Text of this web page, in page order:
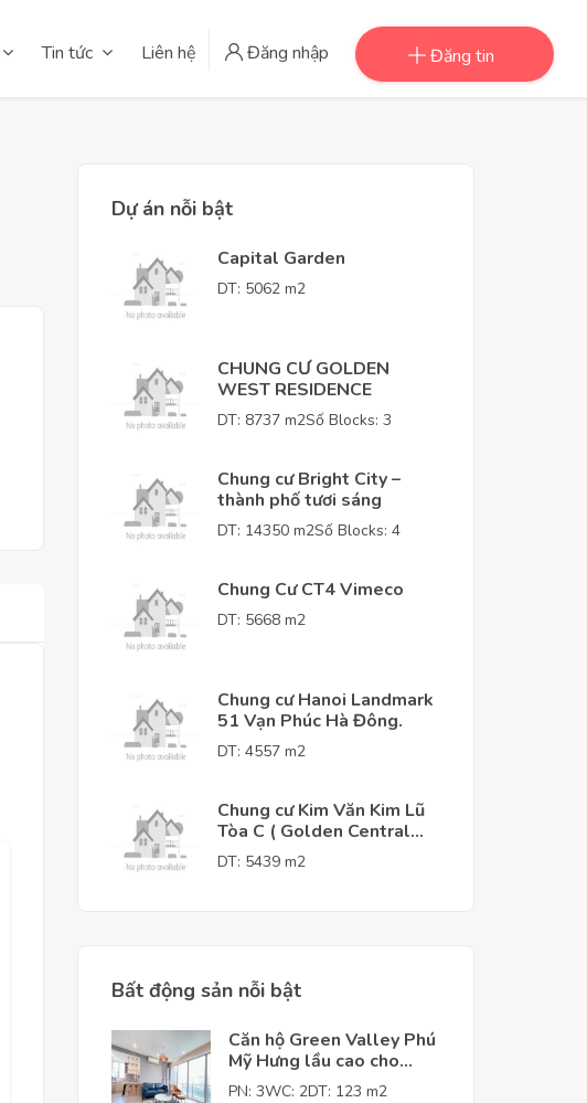
Tin tức Liên hệ Đăng nhập Đăng tin
Dự án nỗi bật
Capital Garden
DT: 5062 m2
CHUNG CƯ GOLDEN
WEST RESIDENCE
DT: 8737 m2Số Blocks: 3
Chung cư Bright City –
thành phố tươi sáng
DT: 14350 m2Số Blocks: 4
Chung Cư CT4 Vimeco
DT: 5668 m2
Chung cư Hanoi Landmark
51 Vạn Phúc Hà Đông.
DT: 4557 m2
Chung cư Kim Văn Kim Lũ
Tòa C ( Golden Central
Tower )
DT: 5439 m2
Bất động sản nỗi bật
Căn hộ Green Valley Phú
Mỹ Hưng lầu cao cho
thuê giá tốt
PN: 3WC: 2DT: 123 m2